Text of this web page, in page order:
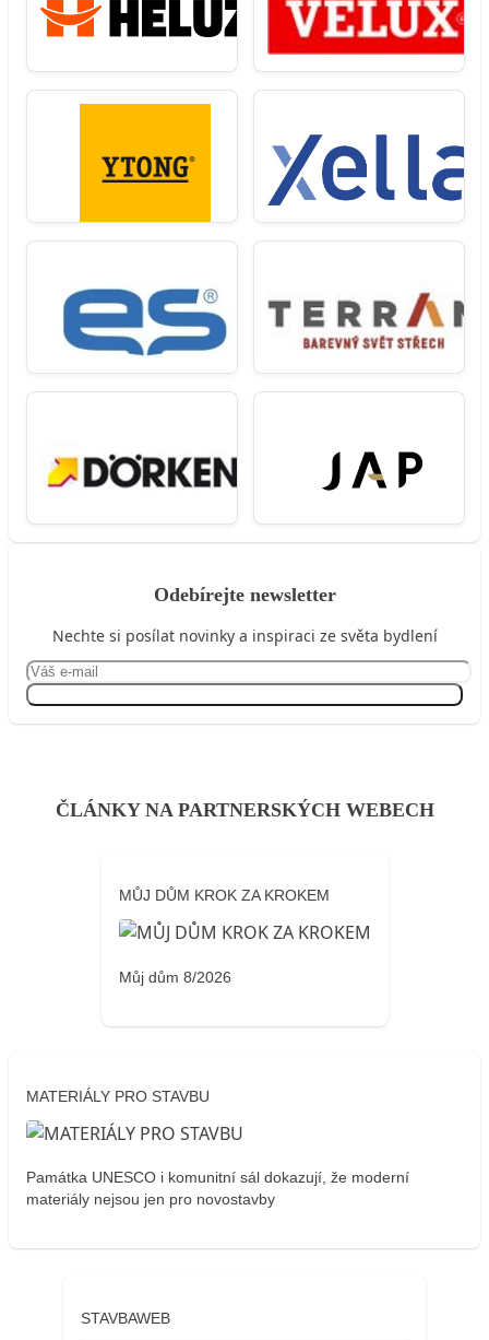
Odebírejte newsletter
Nechte si posílat novinky a inspiraci ze světa bydlení
ČLÁNKY NA PARTNERSKÝCH WEBECH
MŮJ DŮM KROK ZA KROKEM
Můj dům 8/2026
MATERIÁLY PRO STAVBU
Památka UNESCO i komunitní sál dokazují, že moderní
materiály nejsou jen pro novostavby
STAVBAWEB